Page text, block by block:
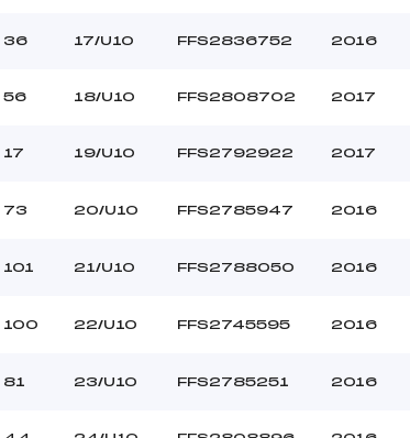
36 17/U10 FFS2836752 2016
56 18/U10 FFS2808702 2017
17 19/U10 FFS2792922 2017
73 20/U10 FFS2785947 2016
101 21/U10 FFS2788050 2016
100 22/U10 FFS2745595 2016
81 23/U10 FFS2785251 2016